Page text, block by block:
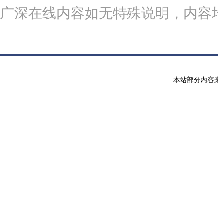
广深在线内容如无特殊说明，内
本站部分内容